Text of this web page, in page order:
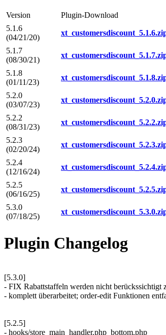
Version Plugin-Download
5.1.6
(04/21/20)
5.1.7
(08/30/21)
5.1.8
(01/11/23)
5.2.0
(03/07/23)
5.2.2
(08/31/23)
5.2.3
(02/20/24)
5.2.4
(12/16/24)
5.2.5
(06/16/25)
5.3.0
(07/18/25)
Plugin Changelog
[5.3.0]
- FIX Rabattstaffeln werden nicht berückssichtigt
- komplett überarbeitet; order-edit Funktionen
[5.2.5]
- hooks/store_main_handler.php_bottom.php